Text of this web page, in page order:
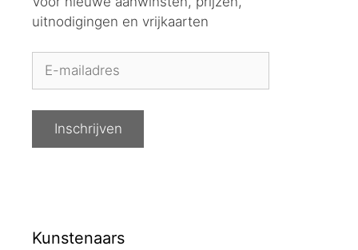
uitnodigingen en vrijkaarten
Kunstenaars